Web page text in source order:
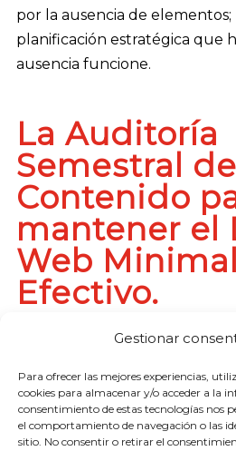
Gestionar
Para ofrecer las mejores experiencias,
cookies para almacenar y/o acceder a la
consentimiento de estas tecnologías nos
el comportamiento de navegación o las
sitio. No consentir o retirar el
por la ausencia de elementos;
planificación estratégica que
ausencia funcione.
La Auditoría
Semestral de
Contenido
mantener el
Web
Efectivo.
El contenido caduca y, si no lo
llenará de ruido. Los blogs
productos que ya no vendes o